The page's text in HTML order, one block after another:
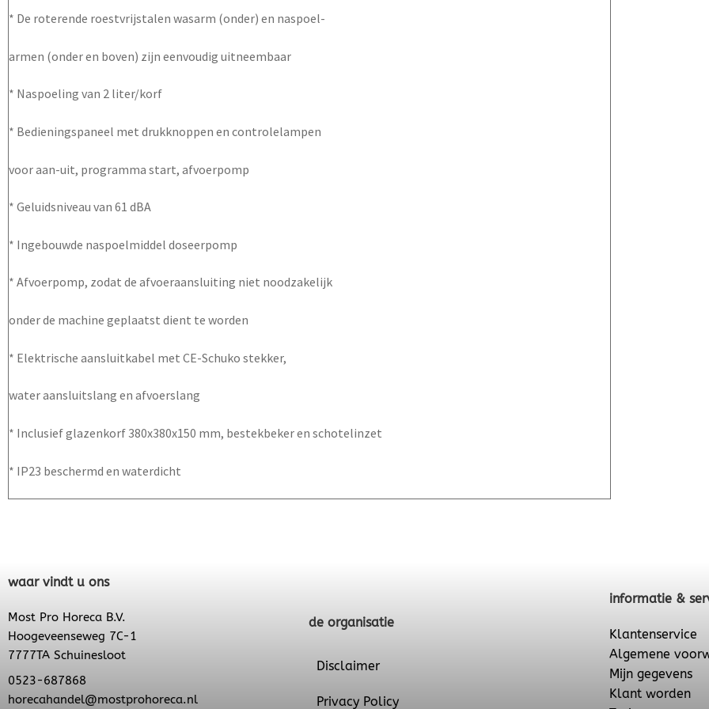
* De roterende roestvrijstalen wasarm (onder) en naspoel-
armen (onder en boven) zijn eenvoudig uitneembaar
* Naspoeling van 2 liter/korf
* Bedieningspaneel met drukknoppen en controlelampen
voor aan-uit, programma start, afvoerpomp
* Geluidsniveau van 61 dBA
* Ingebouwde naspoelmiddel doseerpomp
* Afvoerpomp, zodat de afvoeraansluiting niet noodzakelijk
onder de machine geplaatst dient te worden
* Elektrische aansluitkabel met CE-Schuko stekker,
water aansluitslang en afvoerslang
* Inclusief glazenkorf 380x380x150 mm, bestekbeker en schotelinzet
* IP23 beschermd en waterdicht
waar vindt u ons
Most Pro Horeca B.V.
Hoogeveenseweg 7C-1
7777TA Schuinesloot
0523-687868
horecahandel@mostprohoreca.nl
de organisatie
Disclaimer
Privacy Policy
informatie &
Klantenservice
Algemene
Mijn gegevens
Klant worden